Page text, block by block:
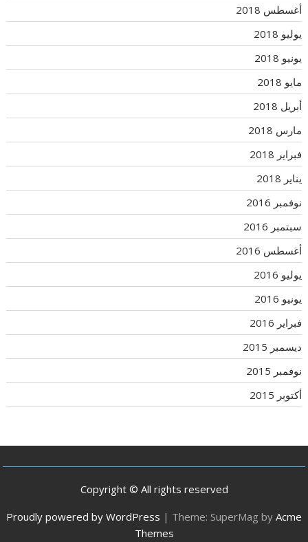
أغسطس 2018
يوليو 2018
يونيو 2018
مايو 2018
أبريل 2018
مارس 2018
فبراير 2018
يناير 2018
نوفمبر 2016
سبتمبر 2016
أغسطس 2016
يوليو 2016
يونيو 2016
فبراير 2016
ديسمبر 2015
نوفمبر 2015
أكتوبر 2015
Copyright © All rights reserved
Proudly powered by WordPress | Theme: SuperMag by Acme
Themes